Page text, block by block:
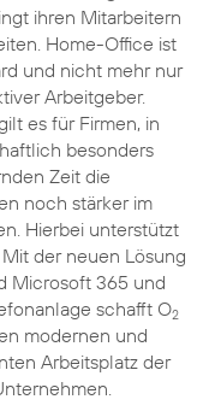
ihren Mitarbeitern
Home-Office ist
und nicht mehr nur
Arbeitgeber.
es für Firmen, in
besonders
Zeit die
noch stärker im
Hierbei unterstützt
der neuen Lösung
Microsoft 365 und
schafft O2
modernen und
Arbeitsplatz der